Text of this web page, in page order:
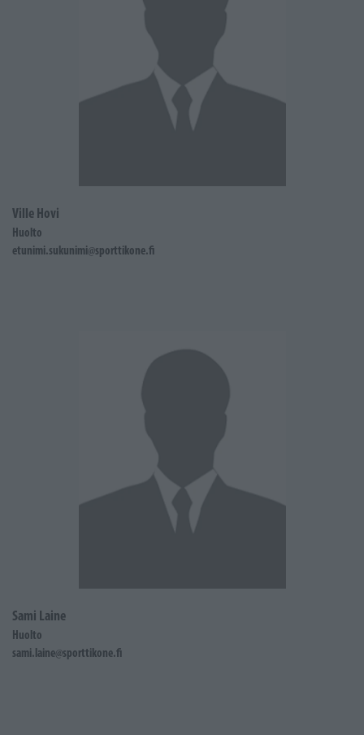
Ville Hovi
Huolto
etunimi.sukunimi@sporttikone.fi
Sami Laine
Huolto
sami.laine@sporttikone.fi